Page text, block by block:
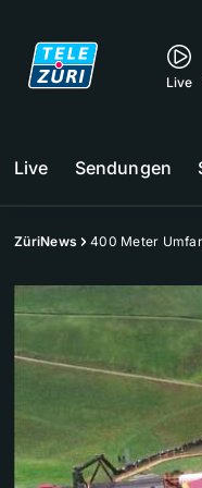
Live
Live Sendungen
ZüriNews 400 Meter